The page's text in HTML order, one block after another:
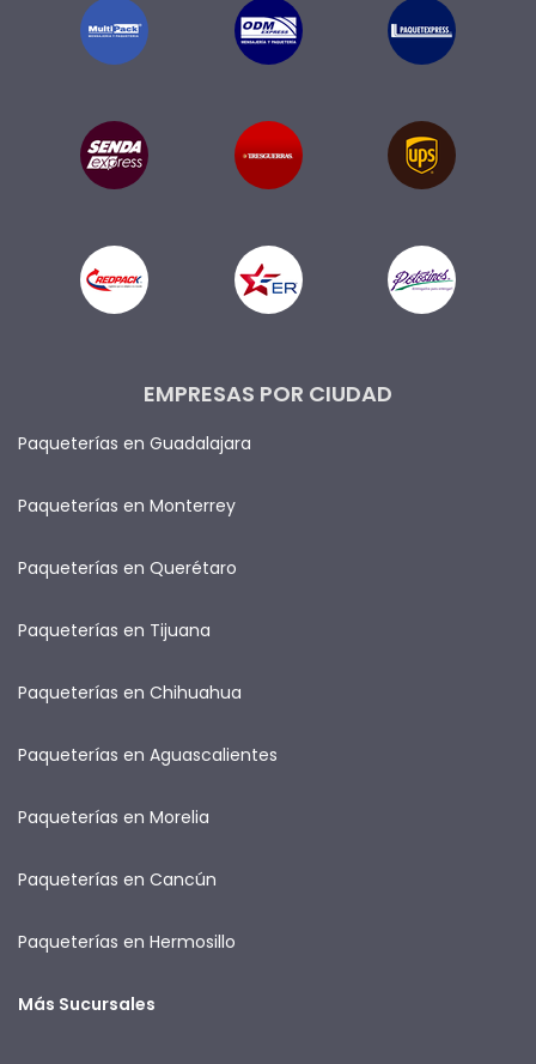
EMPRESAS POR CIUDAD
Paqueterías en Guadalajara
Paqueterías en Monterrey
Paqueterías en Querétaro
Paqueterías en Tijuana
Paqueterías en Chihuahua
Paqueterías en Aguascalientes
Paqueterías en Morelia
Paqueterías en Cancún
Paqueterías en Hermosillo
Más Sucursales